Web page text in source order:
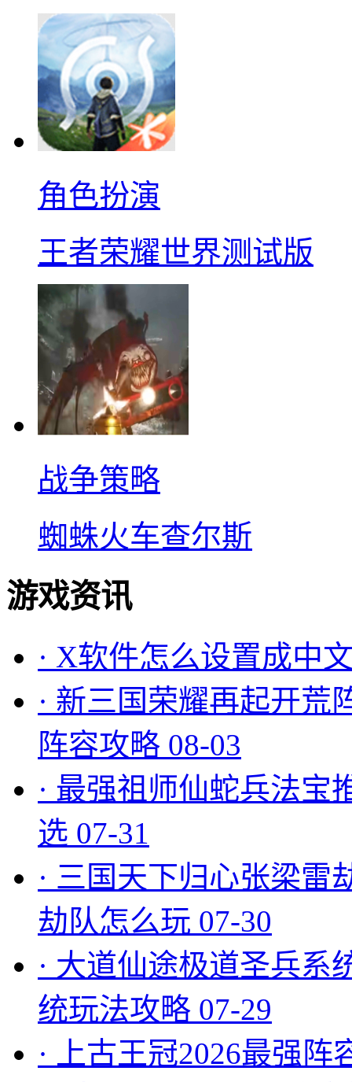
角色扮演
王者荣耀世界测试版
战争策略
蜘蛛火车查尔斯
游戏资讯
· X软件怎么设置成中
· 新三国荣耀再起开荒
阵容攻略 08-03
· 最强祖师仙蛇兵法宝
选 07-31
· 三国天下归心张梁雷
劫队怎么玩 07-30
· 大道仙途极道圣兵系
统玩法攻略 07-29
·
上古王冠2026最强